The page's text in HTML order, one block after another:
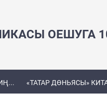
ОЕШУГА
«ТАТАР ДӨНЬЯСЫ»